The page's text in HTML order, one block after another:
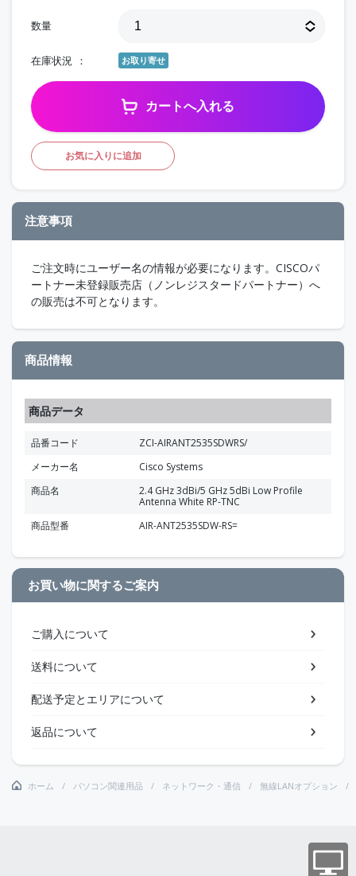
数量
在庫状況 お取り寄せ
カートへ入れる
お気に入りに追加
注意事項
ご注文時にユーザー名の情報が必要になります。CISCOパ
ートナー未登録販売店（ノンレジスタードパートナー）へ
の販売は不可となります。
商品情報
商品データ
品番コード
ZCI-AIRANT2535SDWRS/
メーカー名
Cisco Systems
商品名
2.4 GHz 3dBi/5 GHz 5dBi Low Profile
Antenna White RP-TNC
商品型番
AIR-ANT2535SDW-RS=
お買い物に関するご案内
ご購入について
送料について
配送予定とエリアについて
返品について
ホーム パソコン関連用品 ネットワーク・通信 無線LANオプション